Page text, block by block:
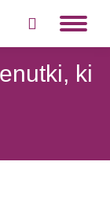
Search:
ki